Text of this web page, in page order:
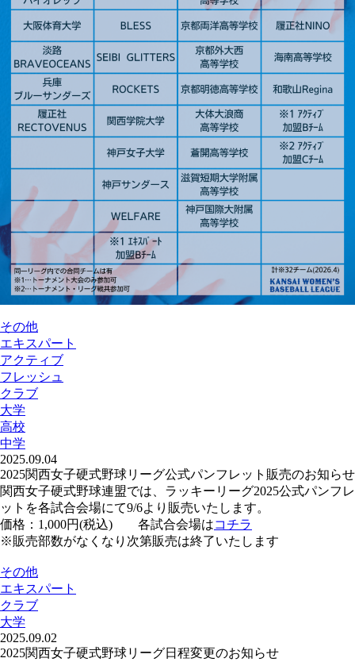
その他
エキスパート
アクティブ
フレッシュ
クラブ
大学
高校
中学
2025.09.04
2025関西女子硬式野球リーグ公式パンフレット販売のお知らせ
関西女子硬式野球連盟では、ラッキーリーグ2025公式パンフレ
ットを各試合会場にて9/6より販売いたします。
価格：1,000円(税込) 各試合会場はコチラ
※販売部数がなくなり次第販売は終了いたします
その他
エキスパート
クラブ
大学
2025.09.02
2025関西女子硬式野球リーグ日程変更のお知らせ